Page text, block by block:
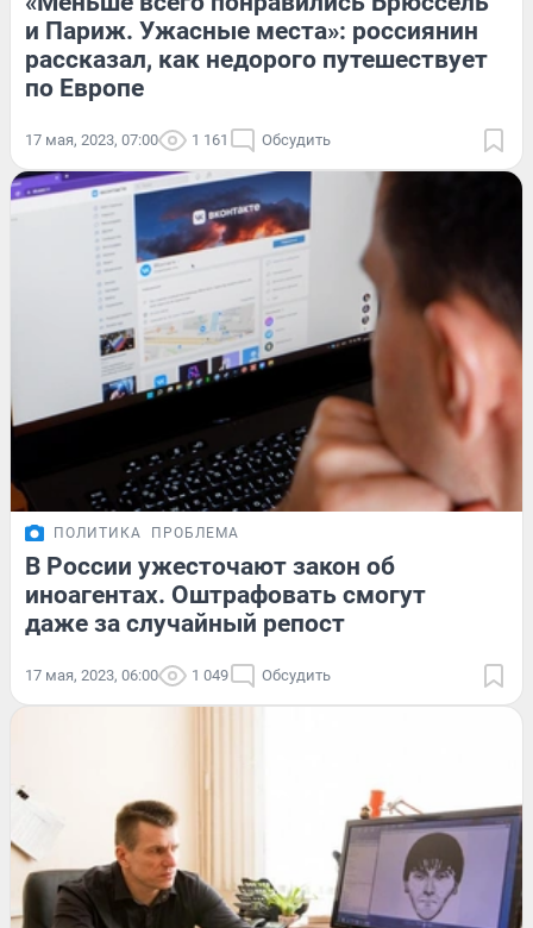
и Париж. Ужасные места»: россиянин
рассказал, как недорого путешествует
по Европе
17 мая, 2023, 07:00 1 161 Обсудить
ПОЛИТИКА ПРОБЛЕМА
В России ужесточают закон об
иноагентах. Оштрафовать смогут
даже за случайный репост
17 мая, 2023, 06:00 1 049 Обсудить